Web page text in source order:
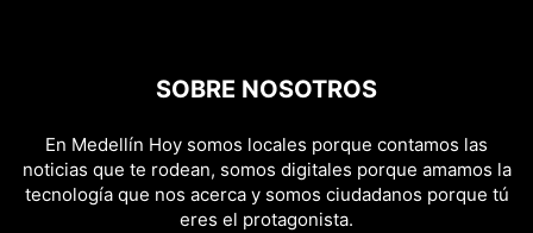
SOBRE NOSOTROS
En Medellín Hoy somos locales porque contamos las
noticias que te rodean, somos digitales porque amamos la
tecnología que nos acerca y somos ciudadanos porque tú
eres el protagonista.